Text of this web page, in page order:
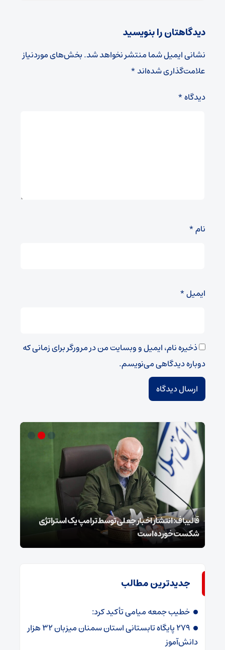
دیدگاهتان را بنویسید
نشانی ایمیل شما منتشر نخواهد شد.بخش‌های موردنیاز
علامت‌گذاری شده‌اند*
دیدگاه*
نام*
ایمیل*
ذخیره نام، ایمیل و وبسایت من در مرورگر برای زمانی که
دوباره دیدگاهی می‌نویسم.
قالیباف: انتشار اخبار جعلی توسط ترامپ یک استراتژی
شکست خورده است
جدیدترین مطالب
خطیب جمعه میامی تأکید کرد:
۲۷۹ پایگاه تابستانی استان سمنان میزبان ۳۲ هزار
دانش‌آموز